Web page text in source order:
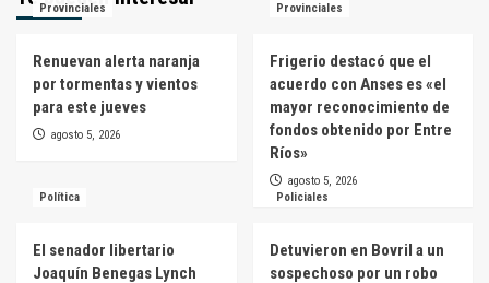
Provinciales
Renuevan alerta naranja
por tormentas y vientos
para este jueves
agosto 5, 2026
Provinciales
Frigerio destacó que el
acuerdo con Anses es «el
mayor reconocimiento de
fondos obtenido por Entre
Ríos»
agosto 5, 2026
Política
El senador libertario
Joaquín Benegas Lynch
Policiales
Detuvieron en Bovril a un
sospechoso por un robo